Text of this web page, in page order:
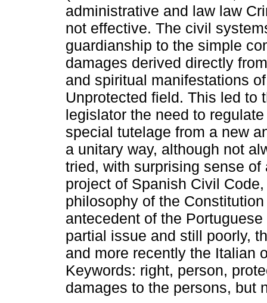
administrative and law law
not effective. The civil
guardianship to the simple
damages derived directly
and spiritual manifestations
Unprotected field. This led to
legislator the need to
special tutelage from a new
a unitary way, although not
tried, with surprising sense
project of Spanish Civil
philosophy of the
antecedent of the
partial issue and still poorly,
and more recently the Italian
Keywords: right, person,
damages to the persons, but